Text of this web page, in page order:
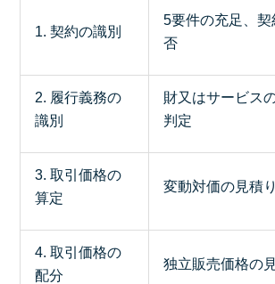
1. 契約の識別
5要件の充足、
否
2. 履行義務の
識別
財又はサービス
判定
3. 取引価格の
算定
変動対価の見積
4. 取引価格の
配分
独立販売価格の